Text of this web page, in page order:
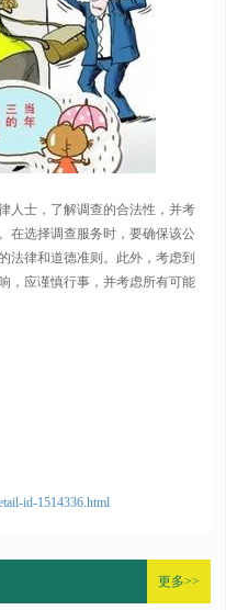
人士，了解调查的合法性，并考
在选择调查服务时，要确保该公
法律和道德准则。此外，考虑到
，应谨慎行事，并考虑所有可能
id-1514336.html
更多>>